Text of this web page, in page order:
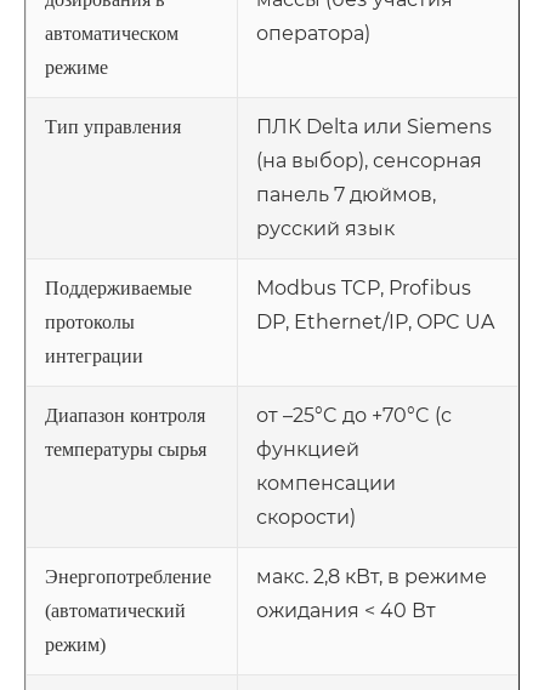
автоматическом
режиме
оператора)
Тип управления
ПЛК Delta или Siemens
(на выбор), сенсорная
панель 7 дюймов,
русский язык
Поддерживаемые
протоколы
интеграции
Modbus TCP, Profibus
DP, Ethernet/IP, OPC UA
Диапазон контроля
температуры сырья
от –25°C до +70°C (с
функцией
компенсации
скорости)
Энергопотребление
(автоматический
режим)
макс. 2,8 кВт, в режиме
ожидания < 40 Вт